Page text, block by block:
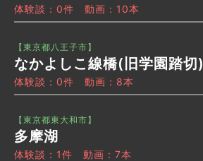
体験談：0件 動画：10本
【東京都八王子市】
なかよしこ線橋(旧学園踏切)
体験談：0件 動画：8本
【東京都東大和市】
多摩湖
体験談：1件 動画：7本